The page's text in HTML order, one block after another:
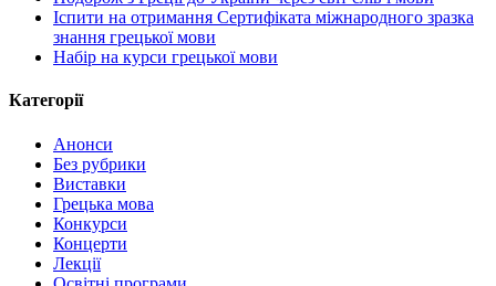
Іспити на отримання Сертифіката міжнародного зразка
знання грецької мови
Набір на курси грецької мови
Категорії
Анонси
Без рубрики
Виставки
Грецька мова
Конкурси
Концерти
Лекції